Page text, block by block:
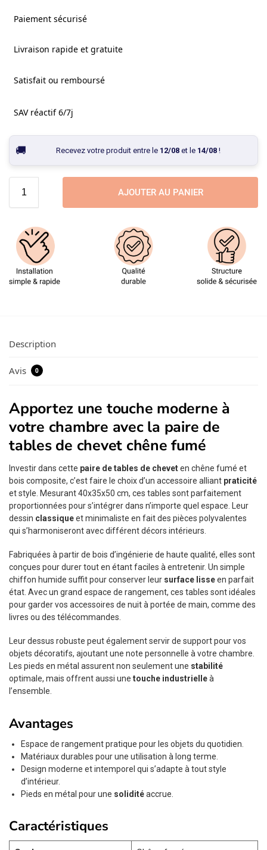
Paiement sécurisé
Livraison rapide et gratuite
Satisfait ou remboursé
SAV réactif 6/7j
Recevez votre produit entre le 12/08et le 14/08!
AJOUTER AU PANIER
Description
Avis 0
Apportez une touche moderne à
votre chambre avec la paire de
tables de chevet chêne fumé
Investir dans cette paire de tables de cheveten chêne fumé et
bois composite, c’est faire le choix d’un accessoire alliant praticité
et style. Mesurant 40x35x50 cm, ces tables sont parfaitement
proportionnées pour s’intégrer dans n’importe quel espace. Leur
dessin classiqueet minimaliste en fait des pièces polyvalentes
qui s’harmoniseront avec différent décors intérieurs.
Fabriquées à partir de bois d’ingénierie de haute qualité, elles sont
conçues pour durer tout en étant faciles à entretenir. Un simple
chiffon humide suffit pour conserver leur surface lisseen parfait
état. Avec un grand espace de rangement, ces tables sont idéales
pour garder vos accessoires de nuit à portée de main, comme des
livres ou des télécommandes.
Leur dessus robuste peut également servir de support pour vos
objets décoratifs, ajoutant une note personnelle à votre chambre.
Les pieds en métal assurent non seulement une stabilité
optimale, mais offrent aussi une touche industrielleà
l’ensemble.
Avantages
Espace de rangement pratique pour les objets du quotidien.
Matériaux durables pour une utilisation à long terme.
Design moderne et intemporel qui s’adapte à tout style
d’intérieur.
Pieds en métal pour une soliditéaccrue.
Caractéristiques